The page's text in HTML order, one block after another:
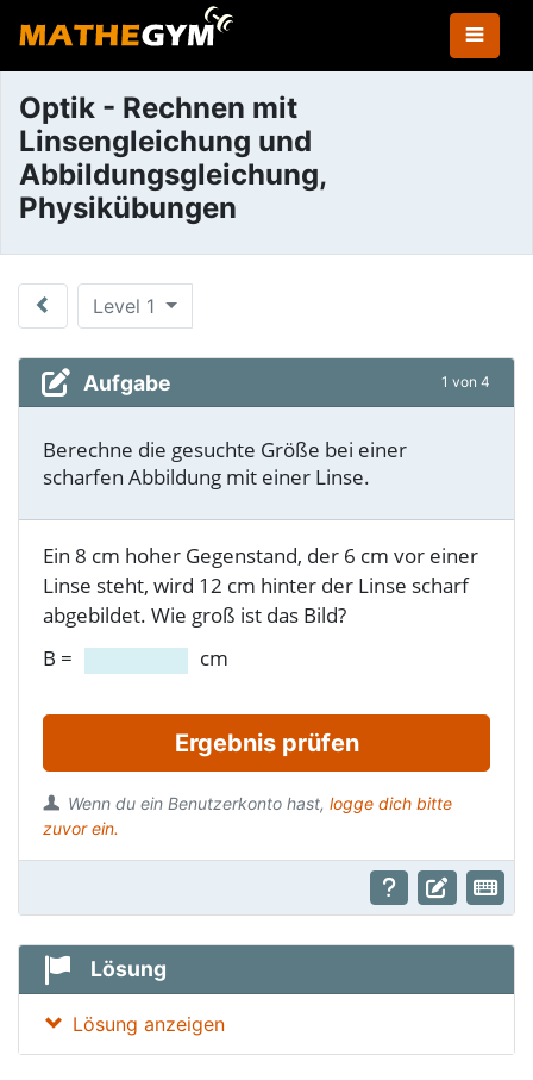
Optik - Rechnen mit
Linsengleichung und
Abbildungsgleichung,
Physikübungen
Level 1
Aufgabe 1 von 4
Berechne die gesuchte Größe bei einer
scharfen Abbildung mit einer Linse.
Ein 8 cm hoher Gegenstand, der 6 cm vor einer
Linse steht, wird 12 cm hinter der Linse scharf
abgebildet. Wie groß ist das Bild?
B =
cm
Ergebnis prüfen
Wenn du ein Benutzerkonto hast, logge dich bitte
zuvor ein.
Lösung
Lösung anzeigen